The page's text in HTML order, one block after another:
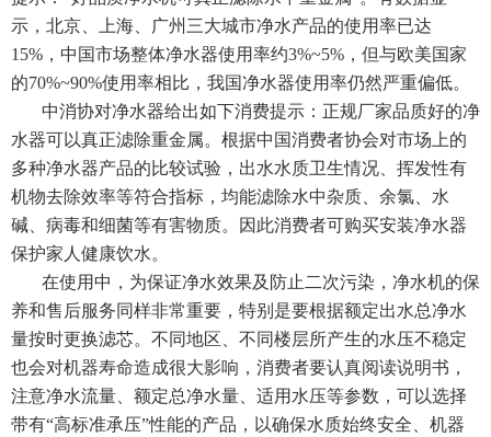
示，北京、上海、广州三大城市净水产品的使用率已达
15%，中国市场整体净水器使用率约3%~5%，但与欧美国家
的70%~90%使用率相比，我国净水器使用率仍然严重偏低。
中消协对净水器给出如下消费提示：正规厂家品质好的净
水器可以真正滤除重金属。根据中国消费者协会对市场上的
多种净水器产品的比较试验，出水水质卫生情况、挥发性有
机物去除效率等符合指标，均能滤除水中杂质、余氯、水
碱、病毒和细菌等有害物质。因此消费者可购买安装净水器
保护家人健康饮水。
在使用中，为保证净水效果及防止二次污染，净水机的保
养和售后服务同样非常重要，特别是要根据额定出水总净水
量按时更换滤芯。不同地区、不同楼层所产生的水压不稳定
也会对机器寿命造成很大影响，消费者要认真阅读说明书，
注意净水流量、额定总净水量、适用水压等参数，可以选择
带有“高标准承压”性能的产品，以确保水质始终安全、机器